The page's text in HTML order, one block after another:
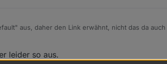
aus, daher den Link erwähnt, nicht das da
leider so aus.